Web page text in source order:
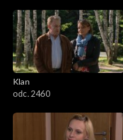
Klan
odc. 2460